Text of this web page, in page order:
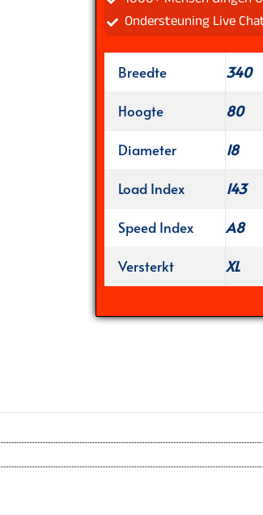
Ondersteuning Live
Breedte
340
Hoogte
80
Diameter
18
Load Index
143
Speed Index
A8
Versterkt
XL